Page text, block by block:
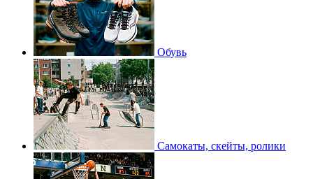
Обувь
Самокаты, скейты, ролики